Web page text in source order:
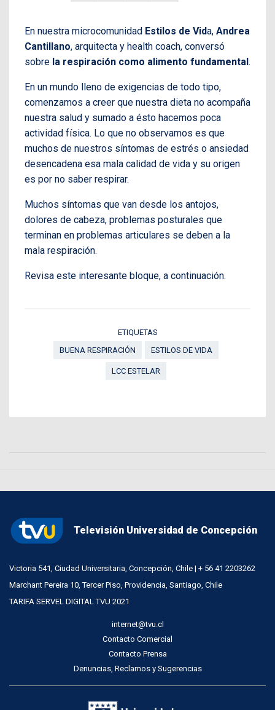
En nuestra microcomunidad Estilos de Vida, Andrea
Cantillano, arquitecta y health coach, conversó
sobre la respiración como alimento fundamental.
En un mundo lleno de exigencias de todo tipo,
comenzamos a creer que nuestra dieta no acompaña
nuestra salud y sumado a ésto hacemos poca
actividad física. Lo que no observamos es que
muchos de nuestros síntomas de estrés o ansiedad
desencadena esa mala calidad de vida y su origen
es por no saber respirar.
Muchos síntomas que van desde los antojos,
dolores de cabeza, problemas posturales que
terminan en problemas articulares se deben a la
mala respiración.
Revisa este interesante bloque, a continuación.
ETIQUETAS
BUENA RESPIRACIÓN
ESTILOS DE VIDA
LCC ESTELAR
Televisión Universidad de Concepción
Victoria 541, Ciudad Universitaria, Concepción, Chile | + 56 41 2203262
Marchant Pereira 10, Tercer Piso, Providencia, Santiago, Chile
TARIFA SERVEL DIGITAL TVU 2021
internet@tvu.cl
Contacto Comercial
Contacto Prensa
Denuncias, Reclamos y Sugerencias